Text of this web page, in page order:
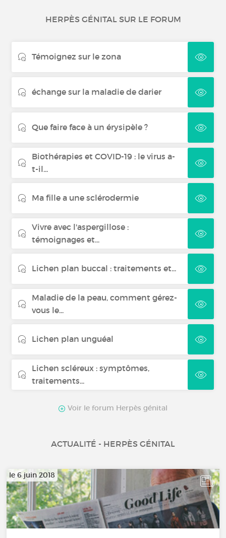
HERPÈS GÉNITAL SUR LE FORUM
Témoignez sur le zona
échange sur la maladie de darier
Que faire face à un érysipèle ?
Biothérapies et COVID-19 : le virus a-
t-il...
Ma fille a une sclérodermie
Vivre avec l'aspergillose :
témoignages et...
Lichen plan buccal : traitements et...
Maladie de la peau, comment gérez-
vous le...
Lichen plan unguéal
Lichen scléreux : symptômes,
traitements...
Voir le forum Herpès génital
ACTUALITÉ - HERPÈS GÉNITAL
le 6 juin 2018